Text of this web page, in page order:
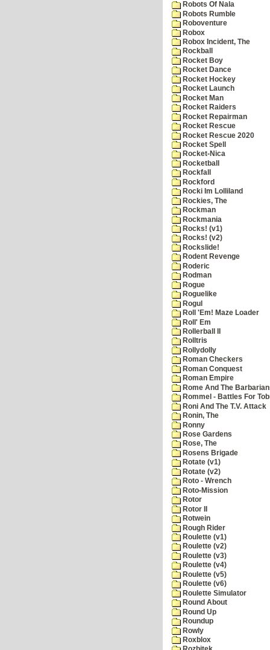
Robots Of Nala
Robots Rumble
Roboventure
Robox
Robox Incident, The
Rockball
Rocket Boy
Rocket Dance
Rocket Hockey
Rocket Launch
Rocket Man
Rocket Raiders
Rocket Repairman
Rocket Rescue
Rocket Rescue 2020
Rocket Spell
Rocket-Nica
Rocketball
Rockfall
Rockford
Rocki Im Lolliland
Rockies, The
Rockman
Rockmania
Rocks! (v1)
Rocks! (v2)
Rockslide!
Rodent Revenge
Roderic
Rodman
Rogue
Roguelike
Rogul
Roll 'Em! Maze Loader
Roll' Em
Rollerball II
Rolltris
Rollydolly
Roman Checkers
Roman Conquest
Roman Empire
Rome And The
Rommel - Battles For
Roni And The T.V. Attack
Ronin, The
Ronny
Rose Gardens
Rose, The
Rosens Brigade
Rotate (v1)
Rotate (v2)
Roto - Wrench
Roto-Mission
Rotor
Rotor II
Rotwein
Rough Rider
Roulette (v1)
Roulette (v2)
Roulette (v3)
Roulette (v4)
Roulette (v5)
Roulette (v6)
Roulette Simulator
Round About
Round Up
Roundup
Rowly
Roxblox